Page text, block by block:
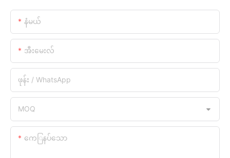
နံမယ်
အီးမေးလ်
ဖုန်း / WhatsApp
MOQ
ကေြနပ်သော